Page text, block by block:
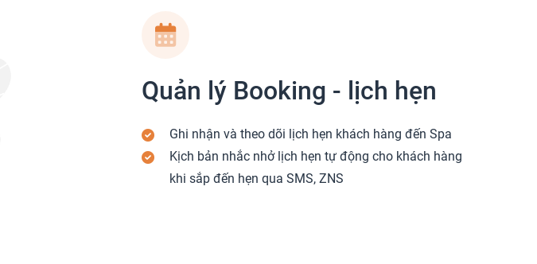
Quản lý Booking - lịch hẹn
Ghi nhận và theo dõi lịch hẹn khách hàng đến Spa
Kịch bản nhắc nhở lịch hẹn tự động cho khách hàng
khi sắp đến hẹn qua SMS, ZNS